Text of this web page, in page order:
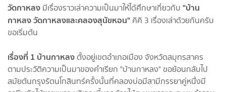
วัดกาหลง มีเรื่องราวเล่าความเป็นมาให้ได้ศึกษาเกี่ยวกับ "บ้าน
กาหลง วัดกาหลงและคลองสุนัขหอน" คิคิ 3 เรื่องเล่าด้วยกันครับ
ขอเริ่มต้น
เรื่องที่ 1 บ้านกาหลงตั้งอยู่เขตอำเภอเมือง จังหวัดสมุทรสาคร
ตามประวัติความเป็นมาของคำเรียก "บ้านกาหลง" ขอย้อนกลับไป
สมัยต้นกรุงรัตนโกสินทร์ครั้งนั้นที่คลองบ่อมีสามีภรรยาคู่หนึ่งมี